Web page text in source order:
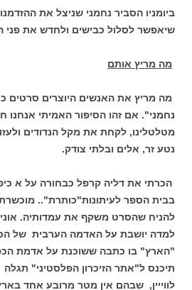
ביומניו הסביר נחמני שניצל את
שיאפשר לסלול כבישים ולחדש את פני
מה מריץ אותם
מה מריץ את האנשים היוצרים סרטים
נחמני". אם זהו הסיפור האמיתי אנחנו
מטלטלינו, לקחת את מקל הנדודים
נטע זר, אלים ובלתי צודק.
הכרתי את דליה קרפל כבחורה על א
בבית הספר לעיתונות"כותרת"..
להניח שהסרט משקף את עמדותיה.
למדה יושבת על האדמה הערבית של
"הארץ" בו כתבה ששוכנת על אדמת
תיכנס ל"אתר הזיכרון הפלסטיני"
לווייין, שבהם אין מטר מרובע אחד